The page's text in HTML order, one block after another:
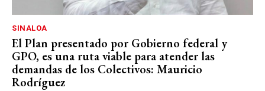
SINALOA
El Plan presentado por Gobierno federal y
GPO, es una ruta viable para atender las
demandas de los Colectivos: Mauricio
Rodríguez